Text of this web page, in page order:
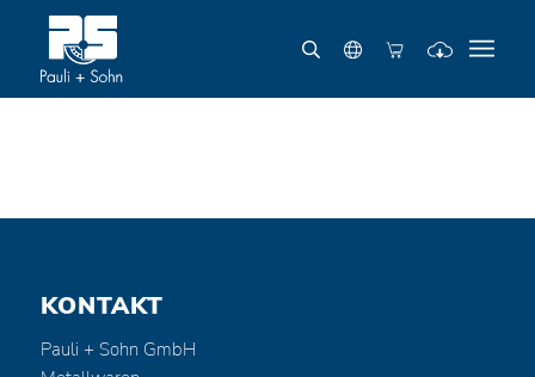
KONTAKT
Pauli + Sohn GmbH